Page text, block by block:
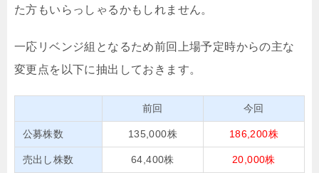
た方もいらっしゃるかもしれません。
一応リベンジ組となるため前回上場予定時からの主な
変更点を以下に抽出しておきます。
前回 今回
公募株数 135,000株 186,200株
売出し株数 64,400株 20,000株